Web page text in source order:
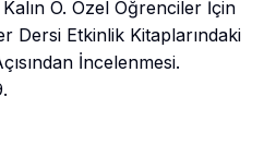
Ö. Özel Öğrenciler İçin
Dersi Etkinlik Kitaplarındaki
İncelenmesi.